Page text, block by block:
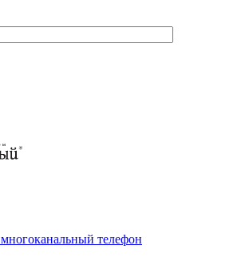
многоканальный телефон